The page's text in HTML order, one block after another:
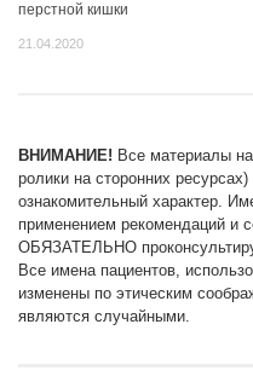
перстной кишки
21.04.2020
ВНИМАНИЕ! Все материалы
ролики на сторонних
ознакомительный характер.
применением рекомендаций и
ОБЯЗАТЕЛЬНО
Все имена пациентов,
изменены по этическим
являются случайными.